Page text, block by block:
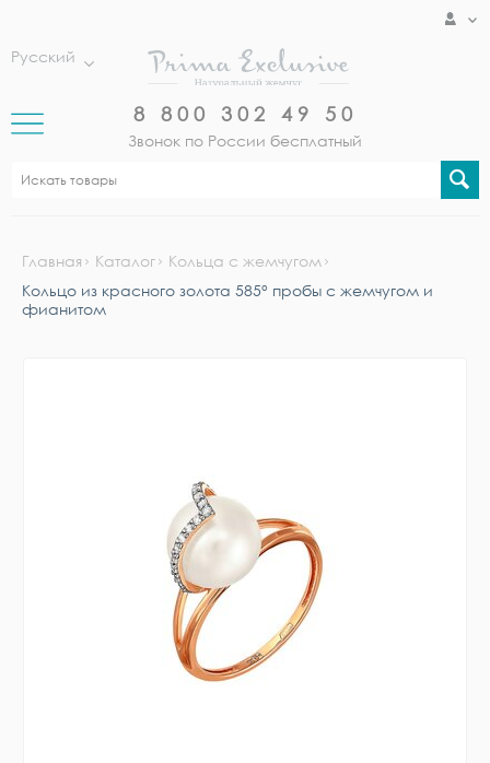
Русский
8 800 302 49 50
Звонок по России бесплатный
Главная Каталог
Кольца с жемчугом
Кольцо из красного золота 585° пробы с жемчугом и
фианитом